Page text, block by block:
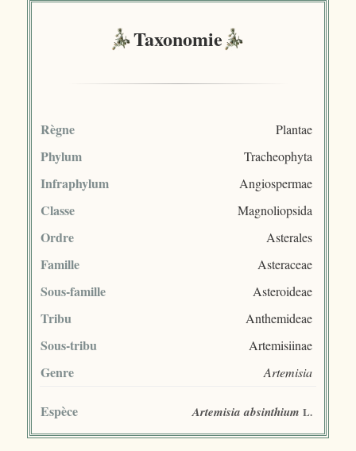
Taxonomie
Règne Plantae
Phylum Tracheophyta
Infraphylum Angiospermae
Classe Magnoliopsida
Ordre Asterales
Famille Asteraceae
Sous-famille Asteroideae
Tribu Anthemideae
Sous-tribu Artemisiinae
Genre Artemisia
Espèce Artemisia absinthium L.